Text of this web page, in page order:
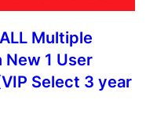
Multiple
1 User
Select 3 year